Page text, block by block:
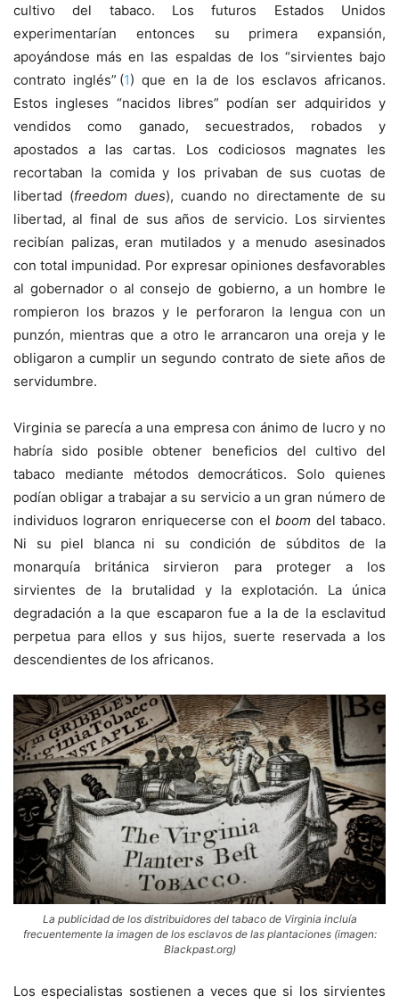
cultivo del tabaco. Los futuros Estados Unidos
experimentarían entonces su primera expansión,
apoyándose más en las espaldas de los “sirvientes bajo
contrato inglés” (1) que en la de los esclavos africanos.
Estos ingleses “nacidos libres” podían ser adquiridos y
vendidos como ganado, secuestrados, robados y
apostados a las cartas. Los codiciosos magnates les
recortaban la comida y los privaban de sus cuotas de
libertad (freedom dues), cuando no directamente de su
libertad, al final de sus años de servicio. Los sirvientes
recibían palizas, eran mutilados y a menudo asesinados
con total impunidad. Por expresar opiniones desfavorables
al gobernador o al consejo de gobierno, a un hombre le
rompieron los brazos y le perforaron la lengua con un
punzón, mientras que a otro le arrancaron una oreja y le
obligaron a cumplir un segundo contrato de siete años de
servidumbre.
Virginia se parecía a una empresa con ánimo de lucro y no
habría sido posible obtener beneficios del cultivo del
tabaco mediante métodos democráticos. Solo quienes
podían obligar a trabajar a su servicio a un gran número de
individuos lograron enriquecerse con elboom del tabaco.
Ni su piel blanca ni su condición de súbditos de la
monarquía británica sirvieron para proteger a los
sirvientes de la brutalidad y la explotación. La única
degradación a la que escaparon fue a la de la esclavitud
perpetua para ellos y sus hijos, suerte reservada a los
descendientes de los africanos.
La publicidad de los distribuidores del tabaco de Virginia incluía
frecuentemente la imagen de los esclavos de las plantaciones (imagen:
Blackpast.org)
Los especialistas sostienen a veces que si los sirvientes